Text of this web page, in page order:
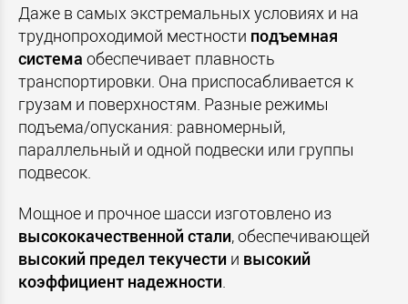
Даже в самых экстремальных условиях и на
труднопроходимой местности подъемная
система обеспечивает плавность
транспортировки. Она приспосабливается к
грузам и поверхностям. Разные режимы
подъема/опускания: равномерный,
параллельный и одной подвески или группы
подвесок.
Мощное и прочное шасси изготовлено из
высококачественной стали, обеспечивающей
высокий предел текучести и высокий
коэффициент надежности